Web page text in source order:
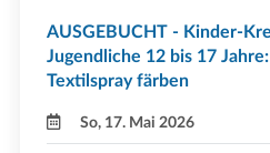
AUSGEBUCHT - Kinder-
Jugendliche 12 bis 17
Textilspray färben
So, 17. Mai 2026